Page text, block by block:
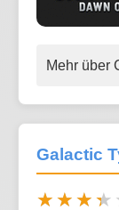
Mehr über
Galactic